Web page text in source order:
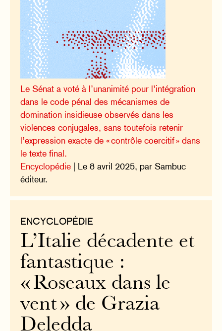
Le Sénat a voté à l’unanimité pour l’intégration
dans le code pénal des mécanismes de
domination insidieuse observés dans les
violences conjugales, sans toutefois retenir
l’expression exacte de « contrôle coercitif » dans
le texte final.
Encyclopédie | Le 8 avril 2025, par Sambuc
éditeur.
ENCYCLOPÉDIE
L’Italie décadente et
fantastique :
« Roseaux dans le
vent » de Grazia
Deledda